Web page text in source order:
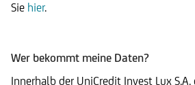
Sie hier.
Wer bekommt meine Daten?
Innerhalb der UniCredit Invest Lux